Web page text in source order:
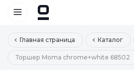
Главная страница Каталог
Торшер Moma chrome+white 68502